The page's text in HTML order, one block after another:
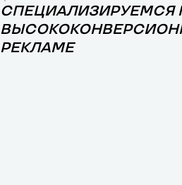
СПЕЦИАЛИЗИРУЕМСЯ
РЕКЛАМЕ